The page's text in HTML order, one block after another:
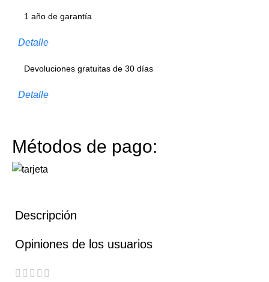
1 año de garantía
Detalle
Devoluciones gratuitas de 30 días
Detalle
Métodos de pago:
Descripción
Opiniones de los usuarios